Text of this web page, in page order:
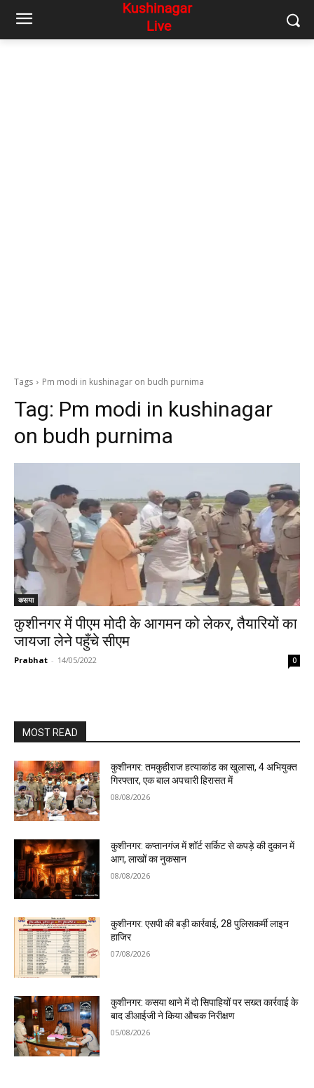
Tags Pm modi in kushinagar on budh purnima
Tag: Pm modi in kushinagar
on budh purnima
कसया
कुशीनगर में पीएम मोदी के आगमन को लेकर, तैयारियों का
जायजा लेने पहुँचे सीएम
Prabhat - 14/05/2022 0
MOST READ
कुशीनगर: तमकुहीराज हत्याकांड का खुलासा, 4 अभियुक्त
गिरफ्तार, एक बाल अपचारी हिरासत में
08/08/2026
कुशीनगर: कप्तानगंज में शॉर्ट सर्किट से कपड़े की दुकान में
आग, लाखों का नुकसान
08/08/2026
कुशीनगर: एसपी की बड़ी कार्रवाई, 28 पुलिसकर्मी लाइन
हाजिर
07/08/2026
कुशीनगर: कसया थाने में दो सिपाहियों पर सख्त कार्रवाई के
बाद डीआईजी ने किया औचक निरीक्षण
05/08/2026